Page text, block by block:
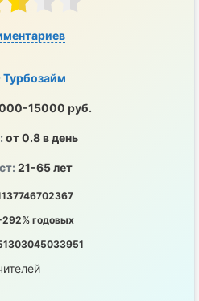
15000 руб.
от 0.8 в день
21-65 лет
годовых